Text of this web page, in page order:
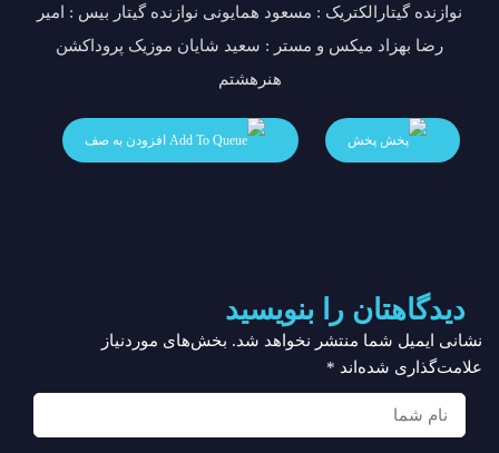
نوازنده گیتارالکتریک : مسعود همایونی نوازنده گیتار بیس : امیر
رضا بهزاد میکس و مستر : سعید شایان موزیک پروداکشن
هنرهشتم
پخش افزودن به صف
دیدگاهتان را بنویسید
نشانی ایمیل شما منتشر نخواهد شد. بخش‌های موردنیاز
علامت‌گذاری شده‌اند *